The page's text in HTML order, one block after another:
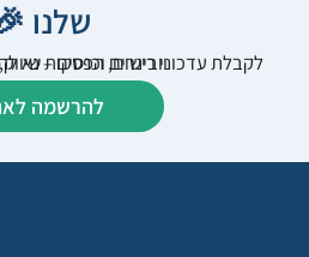
שלנו
לקבלת עדכוני רישום, הפסקות שיווק, כתבות תוכן ועדכונים על
להרשמה